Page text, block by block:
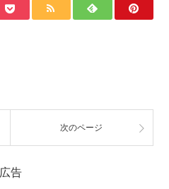
次のページ
広告